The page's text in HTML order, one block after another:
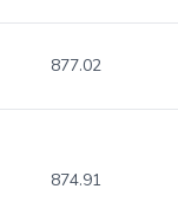
877.02
874.91